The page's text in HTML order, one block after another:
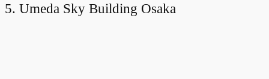
5. Umeda Sky Building Osaka